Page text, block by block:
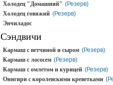
Холодец "Домашний" (Резерв)
Холодец говяжий (Резерв)
Энчиладос
Сэндвичи
Кармаш с ветчиной и сыром (Резерв)
Кармаш с лососем (Резерв)
Кармаш с омлетом и курицей (Резерв)
Онигири с королевскими креветками